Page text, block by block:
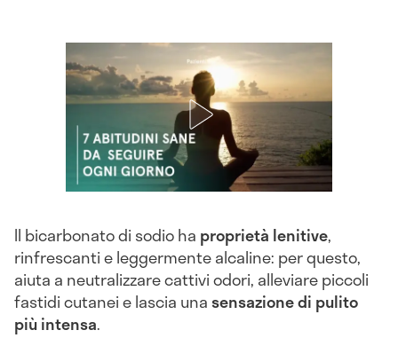
Il bicarbonato di sodio ha proprietà lenitive,
rinfrescanti e leggermente alcaline: per questo,
aiuta a neutralizzare cattivi odori, alleviare piccoli
fastidi cutanei e lascia unasensazione di pulito
più intensa.